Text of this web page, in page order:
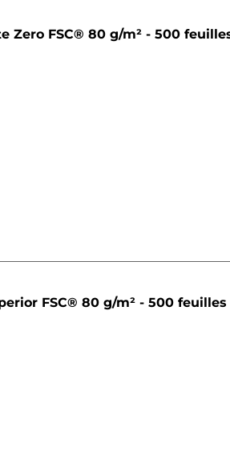
Zero FSC® 80 g/m² - 500
FSC® 80 g/m² - 500 feuilles